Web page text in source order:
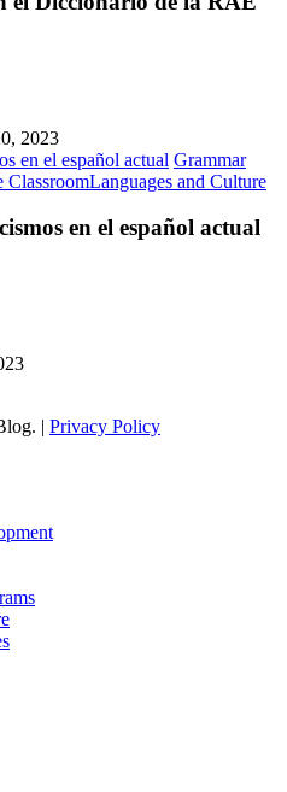
2023
Grammar
ClassroomLanguages and CultureLa
en el español actual
| Privacy Policy